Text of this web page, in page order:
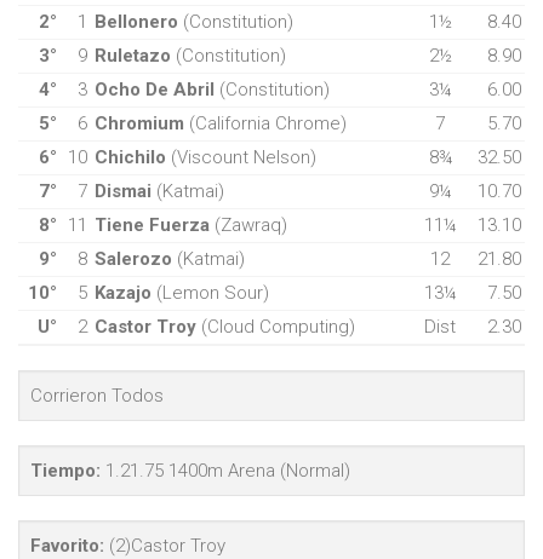
2° 1 Bellonero (Constitution) 1½
8.40
3°
9 Ruletazo (Constitution) 2½
8.90
4°
3 Ocho De Abril (Constitution) 3¼
6.00
5°
6 Chromium (California Chrome) 7
5.70
6°
10 Chichilo (Viscount Nelson) 8¾
32.50
7°
7 Dismai (Katmai) 9¼
10.70
8°
11 Tiene Fuerza (Zawraq) 11¼
13.10
9°
8 Salerozo (Katmai) 12
21.80
10°
5 Kazajo (Lemon Sour) 13¼
7.50
U°
2 Castor Troy (Cloud Computing) Dist 2.30
Corrieron Todos
Tiempo: 1.21.75 1400m Arena (Normal)
Favorito: (2)Castor Troy